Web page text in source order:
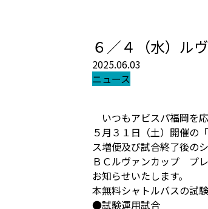
６／４（水）ル
2025.06.03
ニュース
いつもアビスパ福岡を
５月３１日（土）開催の
ス増便及び試合終了後の
ＢＣルヴァンカップ プ
お知らせいたします。
本無料シャトルバスの試
●試験運用試合